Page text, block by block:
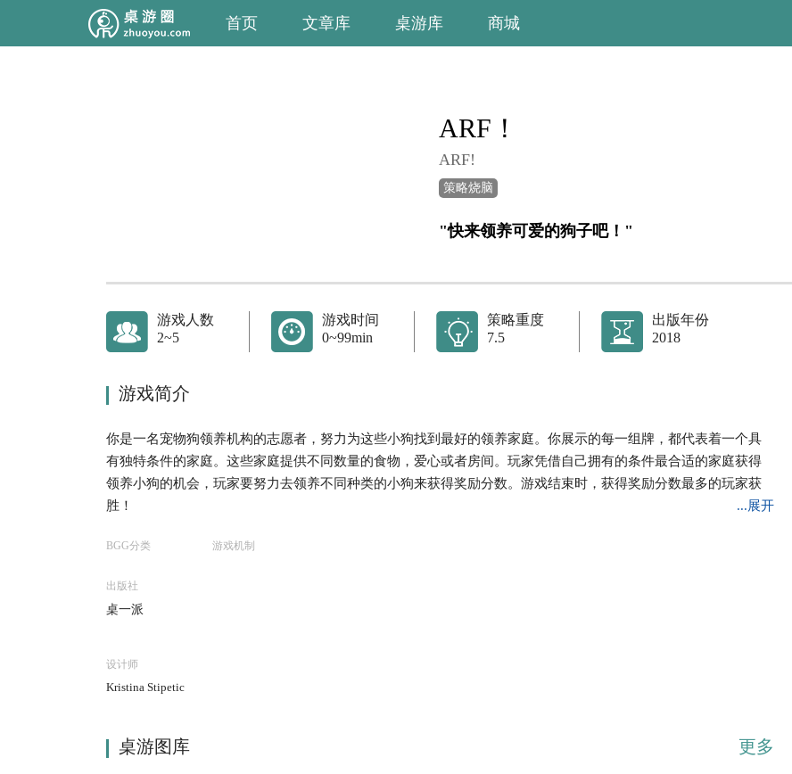
首页 文章库 桌游库 商城
ARF！
ARF!
策略烧脑
"快来领养可爱的狗子吧！"
游戏人数
2~5
游戏时间
0~99min
策略重度
7.5
出版年份
2018
游戏简介
你是一名宠物狗领养机构的志愿者，努力为这些小狗找到最好的领养家庭。你展示的每一组牌，都代表着一个具
有独特条件的家庭。这些家庭提供不同数量的食物，爱心或者房间。玩家凭借自己拥有的条件最合适的家庭获得
领养小狗的机会，玩家要努力去领养不同种类的小狗来获得奖励分数。游戏结束时，获得奖励分数最多的玩家获
胜！
...展开
BGG分类 游戏机制
出版社
桌一派
设计师
Kristina Stipetic
桌游图库 更多